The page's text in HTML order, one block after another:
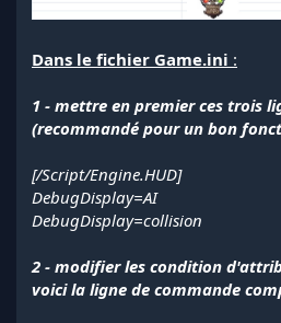
Dans le fichier Game.ini :
1 - mettre en premier ces trois
(recommandé pour un bon
[/Script/Engine.HUD]
DebugDisplay=AI
DebugDisplay=collision
2 - modifier les condition
voici la ligne de commande